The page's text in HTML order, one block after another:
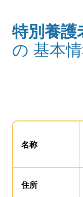
(タイトル)
特別養護
の 基本
事業所の基礎デー
名称は、
住所